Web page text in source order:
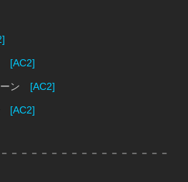
[AC2]
ーン [AC2]
[AC2]
－－－－－－－－－－－－－－－－